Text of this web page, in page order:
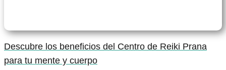
Descubre los beneficios del Centro de Reiki Prana
para tu mente y cuerpo